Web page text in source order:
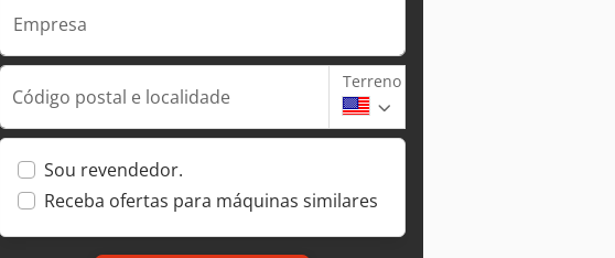
Empresa
Código postal e localidade
Terreno
Sou revendedor.
Receba ofertas para máquinas similares